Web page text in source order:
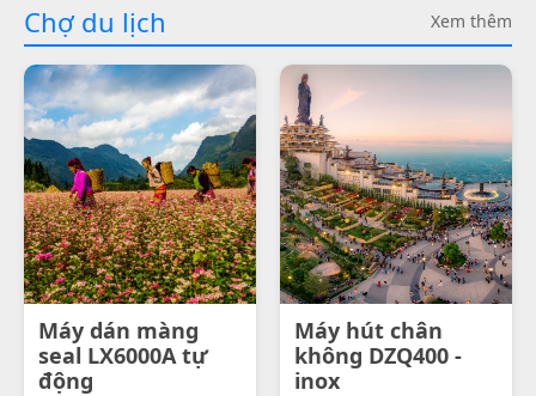
Chợ du lịch Xem thêm
Máy dán màng
seal LX6000A tự
động
Máy hút chân
không DZQ400 -
inox